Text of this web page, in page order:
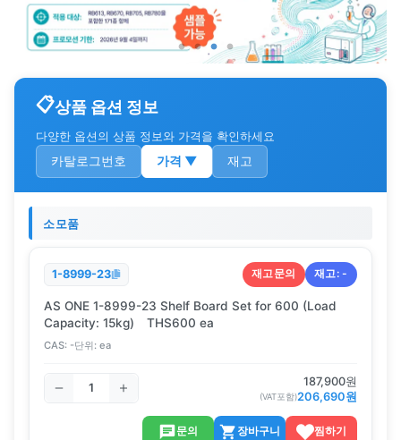
상품 옵션 정보
다양한 옵션의 상품 정보와 가격을 확인하세요
카탈로그번호 가격 ▼ 재고
소모품
1-8999-23 재고문의 재고:-
AS ONE 1-8999-23 Shelf Board Set for 600 (Load
Capacity: 15kg) THS600 ea
CAS: -단위: ea
187,900원
(VAT포함)206,690원
문의 장바구니 찜하기